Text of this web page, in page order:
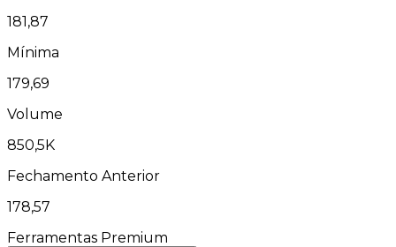
181,87
Mínima
179,69
Volume
850,5K
Fechamento Anterior
178,57
Ferramentas Premium